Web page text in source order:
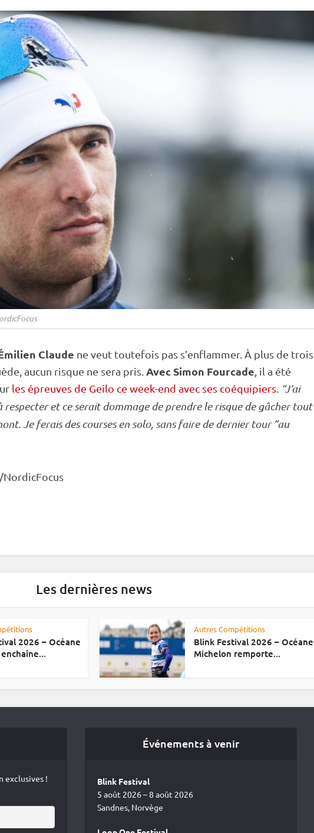
Claude ne veut toutefois pas s’enflammer. À plus de trois
aucun risque ne sera pris. Avec Simon Fourcade , il a été
les épreuves de Geilo ce week-end avec ses coéquipiers “J’ai
respecter et ce serait dommage de prendre le risque de gâcher tout
Je ferais des courses en solo, sans faire de dernier tour ”au
Les dernières news
2026 – Océane
Autres Compétitions
Blink Festival 2026 – Océane
Michelon remporte...
exclusives !
Événements à venir
Blink Festival
5 août 2026 – 8 août 2026
Sandnes, Norvège